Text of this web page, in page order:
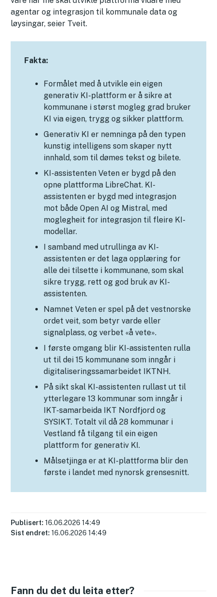
agentar og integrasjon til kommunale data og
løysingar, seier Tveit.
Fakta:
Formålet med å utvikle ein eigen
generativ KI-plattform er å sikre at
kommunane i størst mogleg grad bruker
KI via eigen, trygg og sikker plattform.
Generativ KI er nemninga på den typen
kunstig intelligens som skaper nytt
innhald, som til dømes tekst og bilete.
KI-assistenten Veten er bygd på den
opne plattforma LibreChat. KI-
assistenten er bygd med integrasjon
mot både Open AI og Mistral, med
moglegheit for integrasjon til fleire KI-
modellar.
I samband med utrullinga av KI-
assistenten er det laga opplæring for
alle dei tilsette i kommunane, som skal
sikre trygg, rett og god bruk av KI-
assistenten.
Namnet Veten er spel på det vestnorske
ordet veit, som betyr varde eller
signalplass, og verbet «å vete».
I første omgang blir KI-assistenten rulla
ut til dei 15 kommunane som inngår i
digitaliseringssamarbeidet IKTNH.
På sikt skal KI-assistenten rullast ut til
ytterlegare 13 kommunar som inngår i
IKT-samarbeida IKT Nordfjord og
SYSIKT. Totalt vil då 28 kommunar i
Vestland få tilgang til ein eigen
plattform for generativ KI.
Målsetjinga er at KI-plattforma blir den
første i landet med nynorsk grensesnitt.
Publisert 16.06.2026 14:49
Sist endret 16.06.2026 14:49
Fann du det du leita etter?